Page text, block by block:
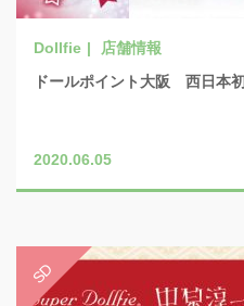
店舗情報
ドールポイント大阪 西日本
2020.06.05